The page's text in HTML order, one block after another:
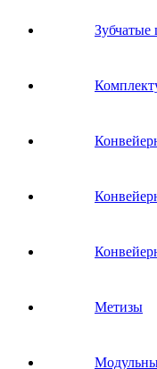
Зубчатые
Метизы